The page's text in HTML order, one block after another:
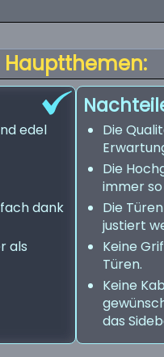
Hauptthemen:
edel
dank
als
Die
Die
immer
Die
justiert
Keine
Türen.
Keine
das